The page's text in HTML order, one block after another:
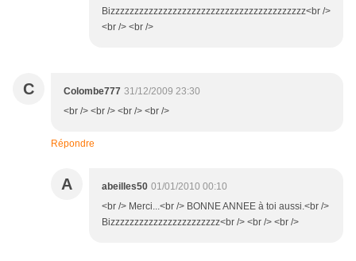
Bizzzzzzzzzzzzzzzzzzzzzzzzzzzzzzzzzzzzzzzzz<br />
<br /> <br />
C Colombe777 31/12/2009 23:30
<br /> <br /> <br /> <br />
Répondre
A abeilles50 01/01/2010 00:10
<br /> Merci...<br /> BONNE ANNEE à toi aussi.<br />
Bizzzzzzzzzzzzzzzzzzzzzzz<br /> <br /> <br />